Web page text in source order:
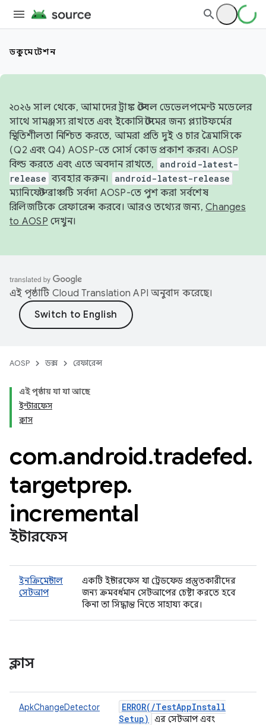
ডকুমেন্টেশন
২০২৬ সাল থেকে, আমাদের ট্রাঙ্ক স্টেবল ডেভেলপমেন্ট মডেলের
সাথে সামঞ্জস্য রাখতে এবং ইকোসিস্টেমের জন্য প্ল্যাটফর্মের
স্থিতিশীলতা নিশ্চিত করতে, আমরা প্রতি দুই ও চার ত্রৈমাসিকে
(Q2 এবং Q4) AOSP-তে সোর্স কোড প্রকাশ করব। AOSP
বিল্ড করতে এবং এতে অবদান রাখতে,
android-latest-
release ব্যবহার করুন। android-latest-release
ম্যানিফেস্ট ব্রাঞ্চটি সর্বদা AOSP-তে পুশ করা সর্বশেষ
রিলিজটিকে রেফারেন্স করবে। আরও তথ্যের জন্য, Changes
to AOSP দেখুন।
এই পৃষ্ঠাটি Cloud Translation API অনুবাদ করেছে।
AOSP ডক্স রেফারেন্স
এই পৃষ্ঠায় যা যা আছে
ইন্টারফেস
ক্লাস
com.android.tradefed.
targetprep.
incremental
ইন্টারফেস
ইনক্রিমেন্টাল
সেটআপ
একটি ইন্টারফেস যা ট্রেডফেড প্রস্তুতকারীদের
জন্য ক্রমবর্ধমান সেটআপের চেষ্টা করতে হবে
কিনা তা সিদ্ধান্ত নিতে সাহায্য করে।
ক্লাস
ApkChangeDetector ERROR( /TestAppInstall
Setup)
এর সেটআপ এবং